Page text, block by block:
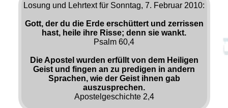
Losung und Lehrtext für Sonntag, 7. Februar 2010:
Gott, der du die Erde erschüttert und zerrissen
hast, heile ihre Risse; denn sie wankt.
Psalm 60,4
Die Apostel wurden erfüllt von dem Heiligen
Geist und fingen an zu predigen in andern
Sprachen, wie der Geist ihnen gab
auszusprechen.
Apostelgeschichte 2,4